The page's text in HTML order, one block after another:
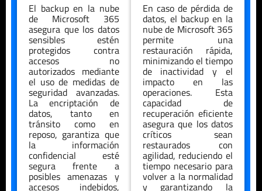
El backup en la nube
de Microsoft 365
asegura que los datos
sensibles estén
protegidos contra
accesos no
autorizados mediante
el uso de medidas de
seguridad avanzadas.
La encriptación de
datos, tanto en
tránsito como en
reposo, garantiza que
la información
confidencial esté
segura frente a
posibles amenazas y
accesos indebidos,
En caso de pérdida de
datos, el backup en la
nube de Microsoft 365
permite una
restauración rápida,
minimizando el tiempo
de inactividad y el
impacto en las
operaciones. Esta
capacidad de
recuperación eficiente
asegura que los datos
críticos sean
restaurados con
agilidad, reduciendo el
tiempo necesario para
volver a la normalidad
y garantizando la